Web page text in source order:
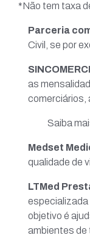
*Não tem taxa
Parceria
Civil, se por
as
comerciários,
Saiba mais
Medset
qualidade de
LTMed
especializada
objetivo é
ambientes de